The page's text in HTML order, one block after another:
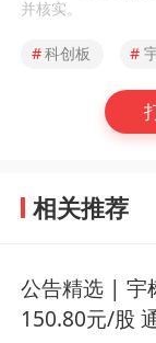
并核实。
#科创板 #
相关推荐
公告精选 | 宇
150.80元/股